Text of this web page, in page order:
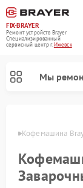
FIX-BRAYER
Ремонт устройств Brayer
Специализированный
cервисный центр г.Ижевск
Мы
Кофемашина